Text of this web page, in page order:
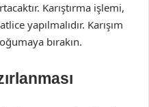
Karıştırma işlemi,
yapılmalıdır. Karışım
bırakın.